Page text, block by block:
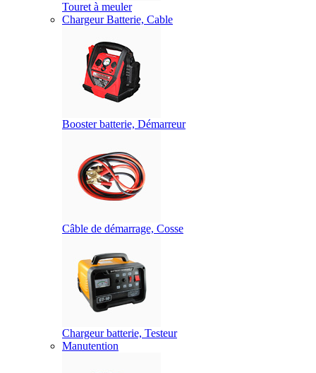
Touret à meuler
Chargeur Batterie, Cable
Booster batterie, Démarreur
Câble de démarrage, Cosse
Chargeur batterie, Testeur
Manutention